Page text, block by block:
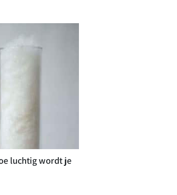
luchtig wordt je